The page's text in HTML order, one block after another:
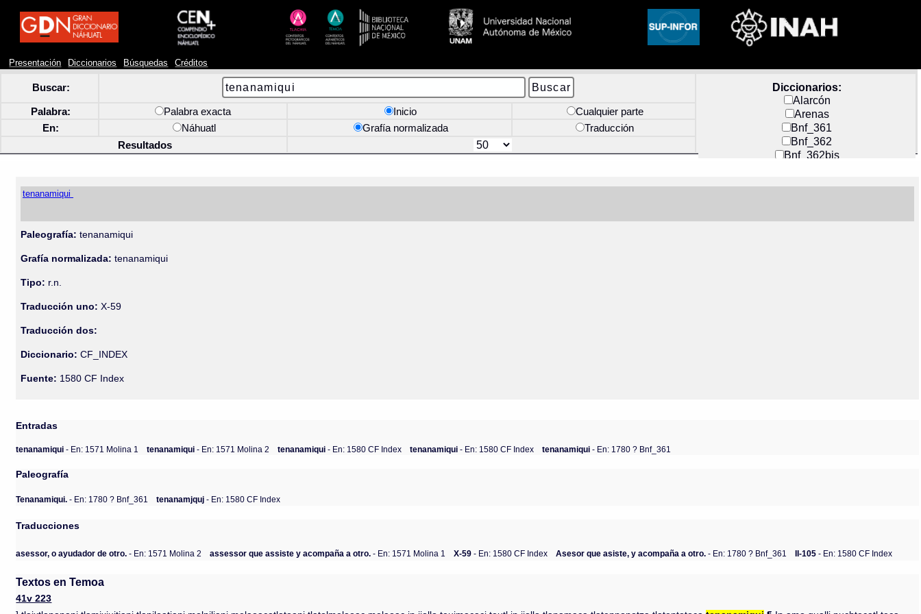
Presentación Diccionarios Búsquedas Créditos
Buscar:
Diccionarios:
Alarcón
Arenas
Bnf_361
Bnf_362
Bnf_362bis
Docs_México
Palabra: Palabra exacta Inicio
Cualquier parte
En:
Náhuatl Grafía normalizada
Traducción
Resultados
tenanamiqui
Paleografía: tenanamiqui
Grafía normalizada: tenanamiqui
Tipo: r.n.
Traducción uno: X-59
Traducción dos:
Diccionario:CF_INDEX
Fuente: 1580 CF Index
Entradas
tenanamiqui- En: 1571 Molina 1 tenanamiqui- En: 1571 Molina 2 tenanamiqui- En: 1580 CF Index tenanamiqui- En: 1580 CF Index tenanamiqui- En: 1780 ? Bnf_361
Paleografía
Tenanamiqui. - En: 1780 ? Bnf_361 tenanamjquj - En: 1580 CF Index
Traducciones
asessor, o ayudador de otro. - En: 1571 Molina 2 assessor que assiste y acompaña a otro. - En: 1571 Molina 1 X-59 - En: 1580 CF Index Asesor que asiste, y acompaña a otro. - En: 1780 ? Bnf_361 II-105 - En: 1580 CF Index
Textos en Temoa
41v 223